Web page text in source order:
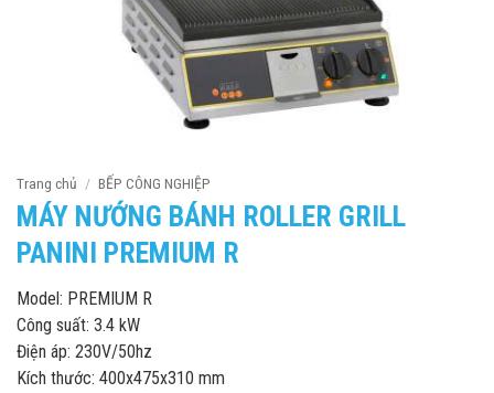
Trang chủ / BẾP CÔNG NGHIỆP
MÁY NƯỚNG BÁNH ROLLER GRILL
PANINI PREMIUM R
Model: PREMIUM R
Công suất: 3.4 kW
Điện áp: 230V/50hz
Kích thước: 400x475x310 mm